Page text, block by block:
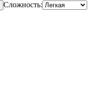
Сложность: